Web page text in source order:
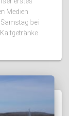
Medien
bei